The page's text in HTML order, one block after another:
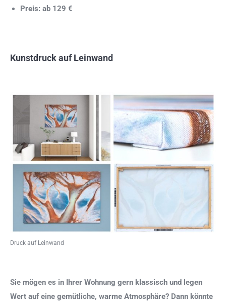
Preis: ab 129 €
Kunstdruck auf Leinwand
Druck auf Leinwand
Sie mögen es in Ihrer Wohnung gern klassisch und legen
Wert auf eine gemütliche, warme Atmosphäre? Dann könnte